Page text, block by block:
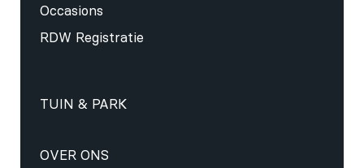
Occasions
RDW Registratie
TUIN & PARK
OVER ONS